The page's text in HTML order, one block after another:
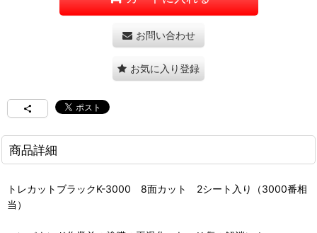
お問い合わせ
お気に入り登録
商品詳細
トレカットブラックK-3000 8面カット 2シート入り（3000番相
当）